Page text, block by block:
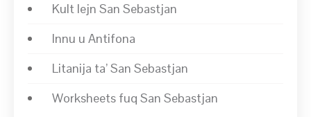
Kult lejn San Sebastjan
Innu u Antifona
Litanija ta’ San Sebastjan
Worksheets fuq San Sebastjan